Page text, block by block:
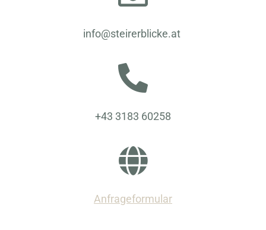
info@steirerblicke.at
+43 3183 60258
Anfrageformular